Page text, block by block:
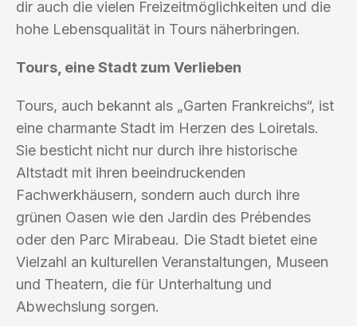
dir auch die vielen Freizeitmöglichkeiten und die
hohe Lebensqualität in Tours näherbringen.
Tours, eine Stadt zum Verlieben
Tours, auch bekannt als „Garten Frankreichs“, ist
eine charmante Stadt im Herzen des Loiretals.
Sie besticht nicht nur durch ihre historische
Altstadt mit ihren beeindruckenden
Fachwerkhäusern, sondern auch durch ihre
grünen Oasen wie den Jardin des Prébendes
oder den Parc Mirabeau. Die Stadt bietet eine
Vielzahl an kulturellen Veranstaltungen, Museen
und Theatern, die für Unterhaltung und
Abwechslung sorgen.